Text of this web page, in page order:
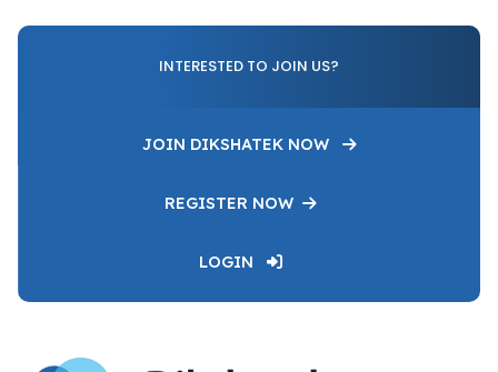
INTERESTED TO JOIN US?
JOIN DIKSHATEK NOW
REGISTER NOW
LOGIN